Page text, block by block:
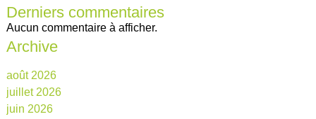
Derniers commentaires
Aucun commentaire à afficher.
Archive
août 2026
juillet 2026
juin 2026